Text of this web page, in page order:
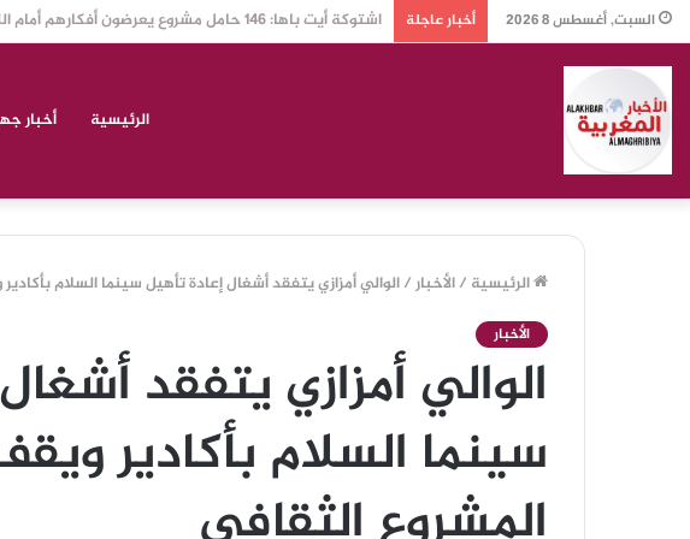
السبت, أغسطس 8 2026 أخبار عاجلة مجموعة « مخفمان ».. حين يتحول أحواش إلى فرجة تُحيي
الرئيسية أخبار
الرئيسية /الأخبار/الوالي أمزازي يتفقد أشغال إعادة تأهيل سينما السلام
الأخبار
الوالي أمزازي يتفقد
سينما السلام بأكادير